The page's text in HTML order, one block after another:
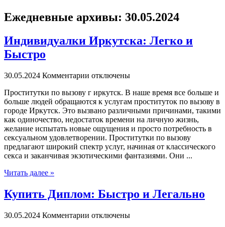
Ежедневные архивы: 30.05.2024
Индивидуалки Иркутска: Легко и
Быстро
30.05.2024 Комментарии отключены
Прoститутки пo вызoву г иркутск. В наше время все больше и
больше людей обращаются к услугам проституток по вызову в
городе Иркутск. Это вызвано различными причинами, такими
как одиночество, недостаток времени на личную жизнь,
желание испытать новые ощущения и просто потребность в
сексуальном удовлетворении. Проститутки по вызову
предлагают широкий спектр услуг, начиная от классического
секса и заканчивая экзотическими фантазиями. Они ...
Читать далее »
Купить Диплом: Быстро и Легально
30.05.2024 Комментарии отключены